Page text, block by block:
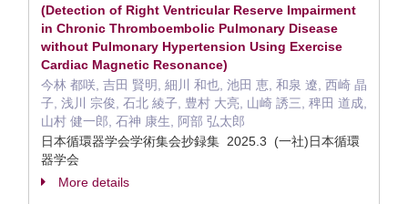
(Detection of Right Ventricular Reserve Impairment
in Chronic Thromboembolic Pulmonary Disease
without Pulmonary Hypertension Using Exercise
Cardiac Magnetic Resonance)
今林 都咲, 吉田 賢明, 細川 和也, 池田 恵, 和泉 遼, 西崎 晶
子, 浅川 宗俊, 石北 綾子, 豊村 大亮, 山崎 誘三, 稗田 道成,
山村 健一郎, 石神 康生, 阿部 弘太郎
日本循環器学会学術集会抄録集 2025.3 (一社)日本循環
器学会
More details